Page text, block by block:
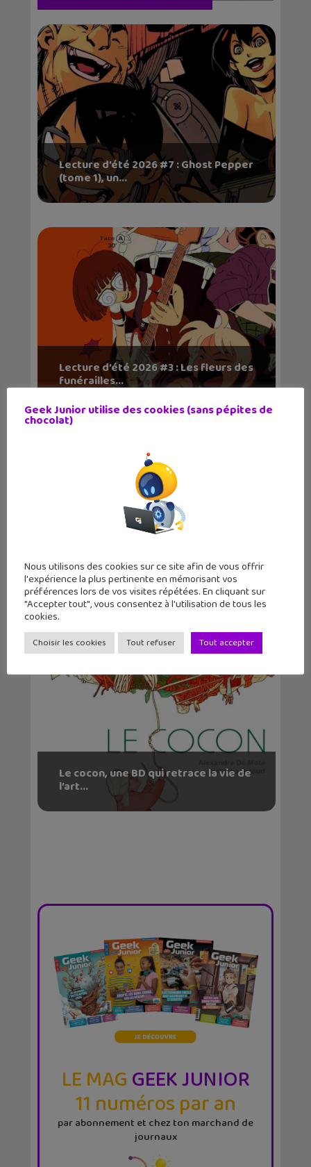
Lecture d’été 2026 #7 : Ghost Pepper
(tome 1), un...
Lecture d’été 2026 #3 : Les fleurs des
funérailles...
À fleur de moi (tome 1), une BD pour
faire face à...
Le cocon, une BD qui retrace la vie de
l’art...
LE MAGGEEK JUNIOR
11 numéros par an
par abonnement et chez ton marchand de
journaux
Geek Junior utilise des cookies (sans pépites de
chocolat)
Nous utilisons des cookies sur ce site afin de vous offrir
l'expérience la plus pertinente en mémorisant vos
préférences lors de vos visites répétées. En cliquant sur
"Accepter tout", vous consentez à l'utilisation de tous les
cookies.
Choisir les cookies Tout refuser Tout accepter